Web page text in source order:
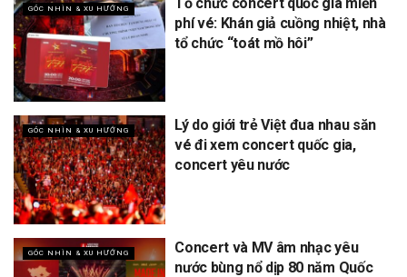
GÓC NHÌN & XU HƯỚNG
phí vé: Khán giả cuồng nhiệt, nhà
tổ chức “toát mồ hôi”
GÓC NHÌN & XU HƯỚNG
Lý do giới trẻ Việt đua nhau săn
vé đi xem concert quốc gia,
concert yêu nước
GÓC NHÌN & XU HƯỚNG
Concert và MV âm nhạc yêu
nước bùng nổ dịp 80 năm Quốc